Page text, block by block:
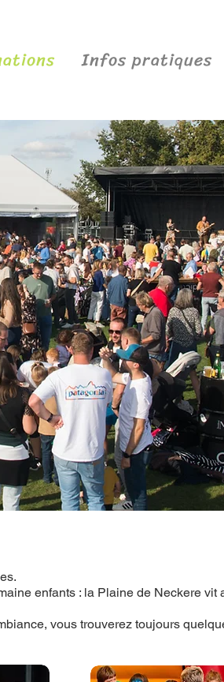
Infos pratiques
enfants : la Plaine de Neckere vit
vous trouverez toujours